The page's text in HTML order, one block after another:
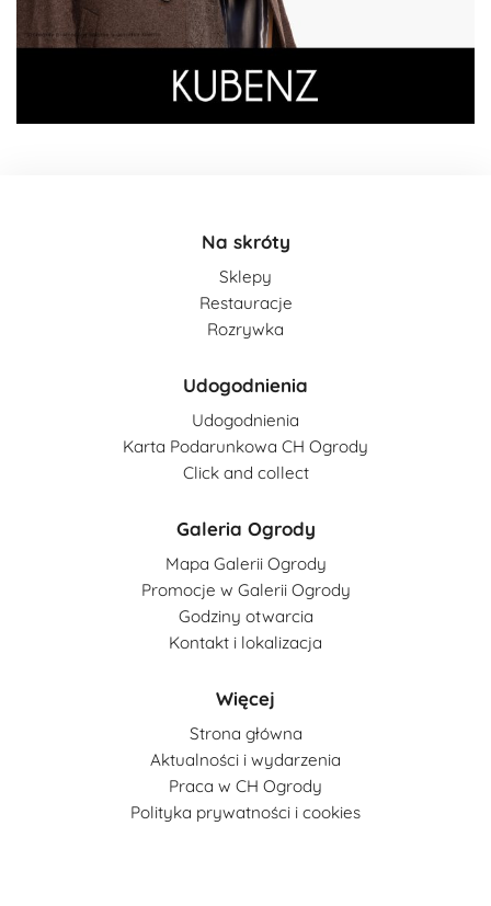
Na skróty
Sklepy
Restauracje
Rozrywka
Udogodnienia
Udogodnienia
Karta Podarunkowa CH Ogrody
Click and collect
Galeria Ogrody
Mapa Galerii Ogrody
Promocje w Galerii Ogrody
Godziny otwarcia
Kontakt i lokalizacja
Więcej
Strona główna
Aktualności i wydarzenia
Praca w CH Ogrody
Polityka prywatności i cookies